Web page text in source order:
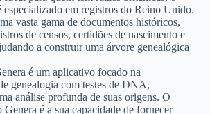
especializado em registros do Reino Unido.
vasta gama de documentos históricos,
de censos, certidões de nascimento e
a construir uma árvore genealógica
é um aplicativo focado na
genealogia com testes de DNA,
análise profunda de suas origens. O
é a sua capacidade de fornecer